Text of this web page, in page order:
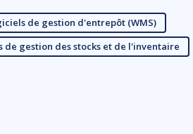
de gestion d'entrepôt (WMS)
de gestion des stocks et de l'inventaire